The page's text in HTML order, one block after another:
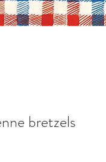
bretzels